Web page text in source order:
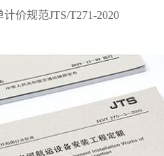
价规范JTS/T271-2020